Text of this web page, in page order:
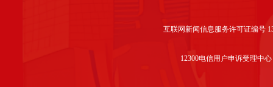
互联网新闻信息服务许可证编号
12300电信用户申诉受理中心